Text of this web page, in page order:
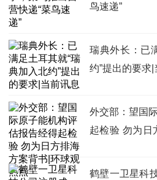
鸟速递”
瑞典外长：已
约”提出的要求|
外交部：望国
起检验 勿为日
鹤壁一卫星科